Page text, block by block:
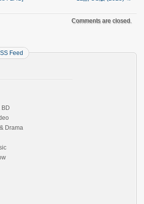
Comments are closed.
Feed
Drama